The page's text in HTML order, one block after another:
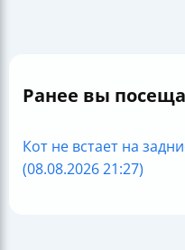
Ранее вы
Кот не встает на
(08.08.2026 21:27)